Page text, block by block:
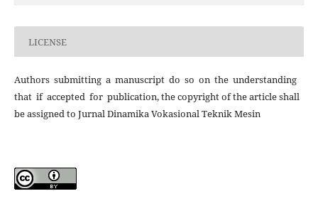
LICENSE
Authors submitting a manuscript do so on the understanding
that if accepted for publication, the copyright of the article shall
be assigned to Jurnal Dinamika Vokasional Teknik Mesin